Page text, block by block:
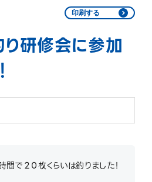
印刷する
研修会に参加
間で２０枚くらいは釣りました！